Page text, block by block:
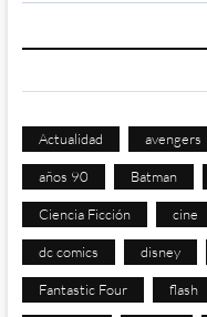
Actualidad avengers
años 90 Batman
Ciencia Ficción cine
dc comics disney
Fantastic Four flash